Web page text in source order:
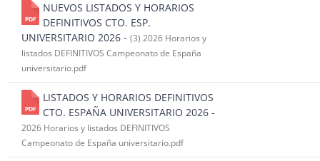
NUEVOS LISTADOS Y HORARIOS
DEFINITIVOS CTO. ESP.
UNIVERSITARIO 2026 - (3) 2026 Horarios y
listados DEFINITIVOS Campeonato de España
universitario.pdf
LISTADOS Y HORARIOS DEFINITIVOS
CTO. ESPAÑA UNIVERSITARIO 2026 -
2026 Horarios y listados DEFINITIVOS
Campeonato de España universitario.pdf